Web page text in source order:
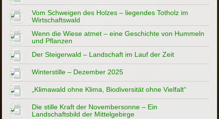
Vom Schweigen des Holzes – liegendes Totholz im
Wirtschaftswald
Wenn die Wiese atmet – eine Geschichte von Hummeln
und Pflanzen
Der Steigerwald – Landschaft im Lauf der Zeit
Winterstille – Dezember 2025
„Klimawald ohne Klima, Biodiversität ohne Vielfalt“
Die stille Kraft der Novembersonne – Ein
Landschaftsbild der Mittelgebirge